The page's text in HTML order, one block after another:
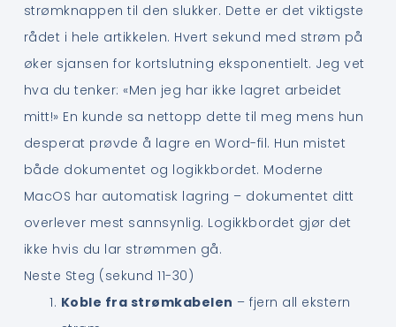
strømknappen til den slukker. Dette er det viktigste
rådet i hele artikkelen. Hvert sekund med strøm på
øker sjansen for kortslutning eksponentielt. Jeg vet
hva du tenker: «Men jeg har ikke lagret arbeidet
mitt!» En kunde sa nettopp dette til meg mens hun
desperat prøvde å lagre en Word-fil. Hun mistet
både dokumentet og logikkbordet. Moderne
MacOS har automatisk lagring – dokumentet ditt
overlever mest sannsynlig. Logikkbordet gjør det
ikke hvis du lar strømmen gå.
Neste Steg (sekund 11-30)
Koble fra strømkabelen – fjern all ekstern